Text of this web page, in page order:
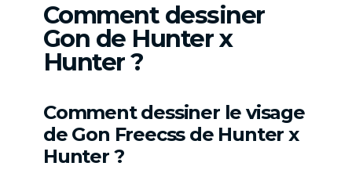
Comment dessiner
Gon de Hunter x
Hunter ?
Comment dessiner le visage
de Gon Freecss de Hunter x
Hunter ?